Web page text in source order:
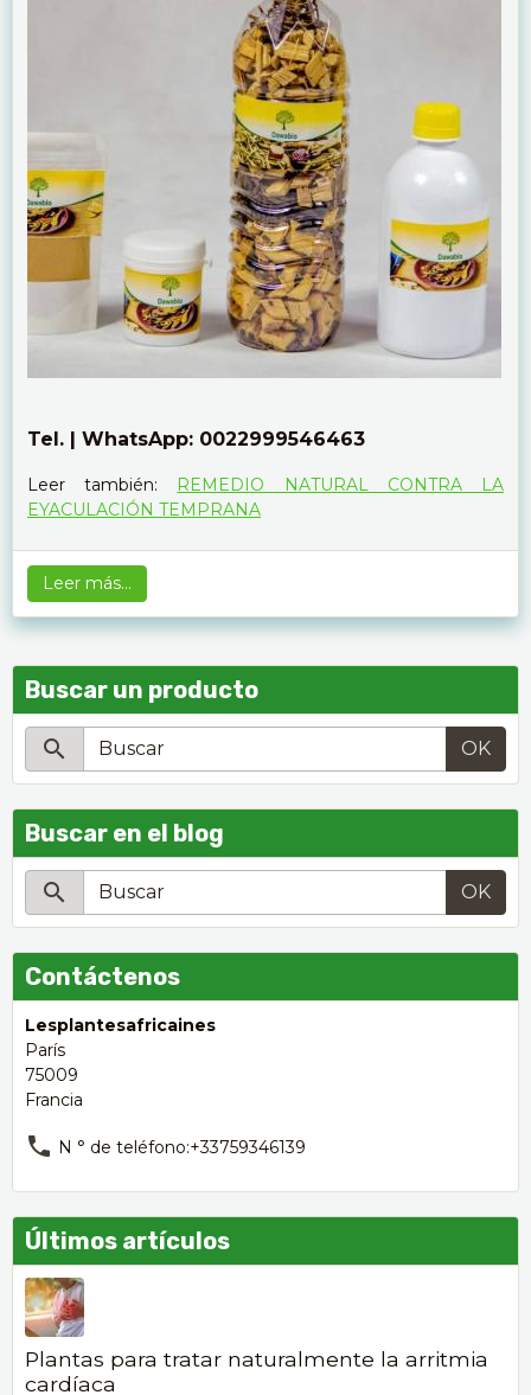
Tel. | WhatsApp: 0022999546463
Leer también: REMEDIO NATURAL CONTRA LA
EYACULACIÓN TEMPRANA
Leer más...
Buscar un producto
OK
Buscar en el blog
OK
Contáctenos
Lesplantesafricaines
París
75009
Francia
N ° de teléfono:+33759346139
Últimos artículos
Plantas para tratar naturalmente la arritmia
cardíaca